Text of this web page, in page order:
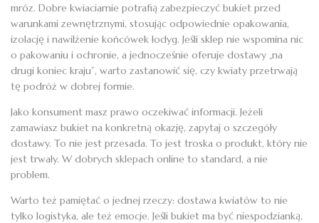
mróz. Dobre kwiaciarnie potrafią zabezpieczyć bukiet przed
warunkami zewnętrznymi, stosując odpowiednie opakowania,
izolację i nawilżenie końcówek łodyg. Jeśli sklep nie wspomina nic
o pakowaniu i ochronie, a jednocześnie oferuje dostawy „na
drugi koniec kraju”, warto zastanowić się, czy kwiaty przetrwają
tę podróż w dobrej formie.
Jako konsument masz prawo oczekiwać informacji. Jeżeli
zamawiasz bukiet na konkretną okazję, zapytaj o szczegóły
dostawy. To nie jest przesada. To jest troska o produkt, który nie
jest trwały. W dobrych sklepach online to standard, a nie
problem.
Warto też pamiętać o jednej rzeczy: dostawa kwiatów to nie
tylko logistyka, ale też emocje. Jeśli bukiet ma być niespodzianką,